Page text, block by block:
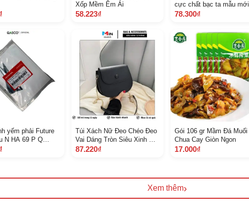
Xốp Mềm Êm Ái
58.223₫
cực chất bạc ta mẫu mới
78.300₫
yếm phải Future
N HA 69 P Q
VL V 30 Z E 1073
Túi Xách Nữ Đeo Chéo Đeo
Vai Dáng Tròn Siêu Xinh Đi
Chơi Đi Tiệc Sang Chảnh T
87.220₫
Gói 106 gr Mầm Đá Muối
Chua Cay Giòn Ngon
17.000₫
Xem thêm›